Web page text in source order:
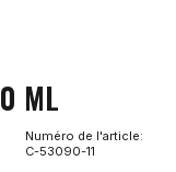
ML
Numéro de l'article:
C-53090-11